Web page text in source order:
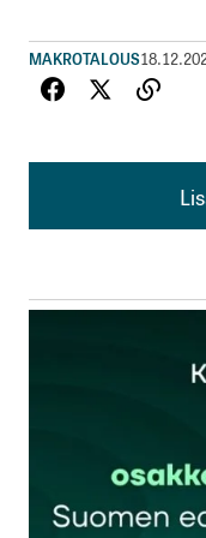
MAKROTALOUS